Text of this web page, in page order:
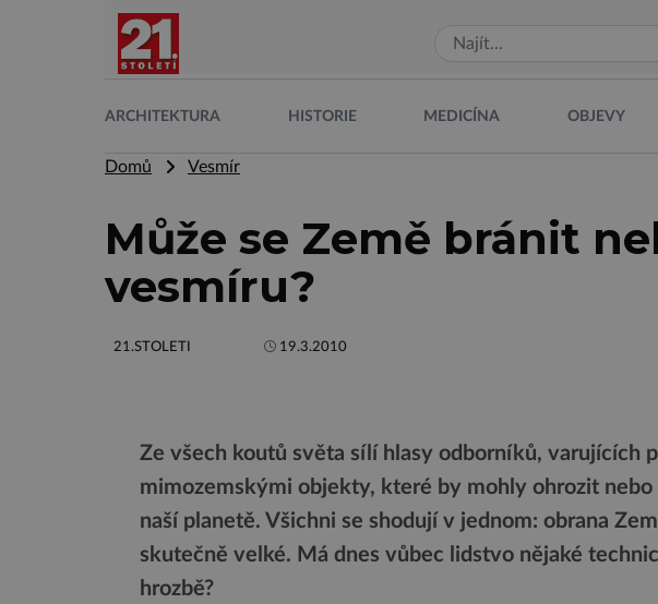
ARCHITEKTURA HISTORIE MEDICÍNA OBJEVY
Domů Vesmír
Může se Země bránit
vesmíru?
21.STOLETI 19.3.2010
Ze všech koutů světa sílí hlasy odborníků, varujících
mimozemskými objekty, které by mohly ohrozit
naší planetě. Všichni se shodují v jednom: obrana
skutečně velké. Má dnes vůbec lidstvo nějaké
hrozbě?